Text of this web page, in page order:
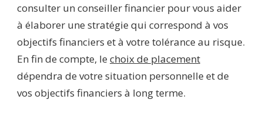
consulter un conseiller financier pour vous aider
à élaborer une stratégie qui correspond à vos
objectifs financiers et à votre tolérance au risque.
En fin de compte, le choix de placement
dépendra de votre situation personnelle et de
vos objectifs financiers à long terme.